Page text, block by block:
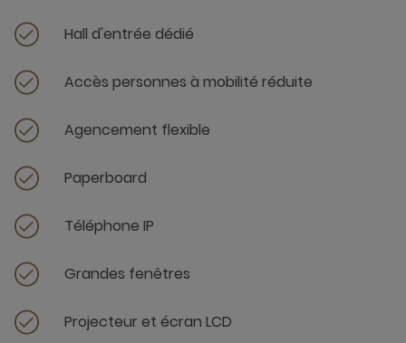
Hall d'entrée dédié
Accès personnes à mobilité réduite
Agencement flexible
Paperboard
Téléphone IP
Grandes fenêtres
Projecteur et écran LCD